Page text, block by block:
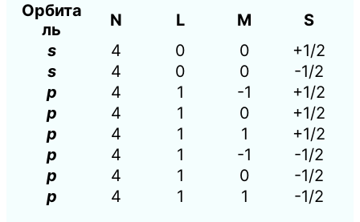
Орбита
ль
N L M
S
s
4 0 0
+1/2
s
4 0 0
-1/2
p
4 1 -1
+1/2
p
4 1 0
+1/2
p
4 1 1
+1/2
p
4 1 -1
-1/2
p
4 1 0
-1/2
p
4 1 1
-1/2